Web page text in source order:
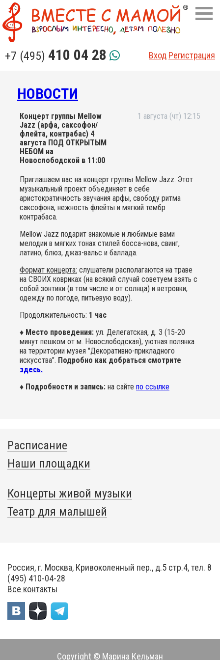
+7 (495) 410 04 28 Вход Регистрация
НОВОСТИ
Концерт группы Mellow
Jazz (арфа, саксофон/
флейта, контрабас) 4
августа ПОД ОТКРЫТЫМ
НЕБОМ на
Новослободской в 11:00
1 августа (чт) 12:15
Приглашаем вас на концерт группы Mellow Jazz. Этот
музыкальный проект объединяет в себе
аристократичность звучания арфы, свободу ритма
саксофона, нежность флейты и мягкий тембр
контрабаса.
Mellow Jazz подарит знакомые и любимые вами
мелодии в мягких тонах стилей босса-нова, свинг,
латино, блюз, джаз-вальс и баллада.
Формат концерта: слушатели располагаются на траве
на СВОИХ ковриках (на всякий случай советуем взять с
собой зонтики (в том числе и от солнца) и ветровки,
одежду по погоде, питьевую воду).
Продолжительность: 1 час
♦ Место проведения: ул. Делегатская, д. 3 (15-20
минут пешком от м. Новослободская), уютная полянка
на территории музея "Декоративно-прикладного
искусства". Подробно как добраться смотрите
здесь.
♦ Подробности и запись: на сайте по ссылке
Расписание
Наши площадки
Концерты живой музыки
Театр для малышей
Россия, г. Москва, Кривоколенный пер., д.5 стр.4, тел. 8
(495) 410-04-28
Все контакты
Copyright © Марина Кельман